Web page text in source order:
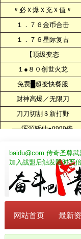
baidu@com 传奇圣尊
加入战盟后触发限时五
网站首页 最新